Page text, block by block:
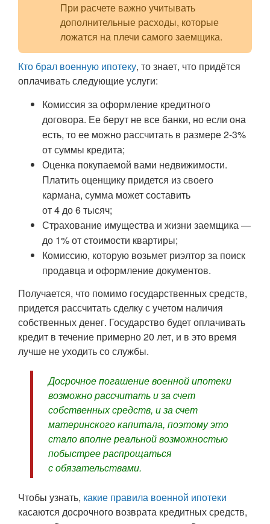
При расчете важно учитывать
дополнительные расходы, которые
ложатся на плечи самого заемщика.
Кто брал военную ипотеку, то знает, что придётся
оплачивать следующие услуги:
Комиссия за оформление кредитного
договора. Ее берут не все банки, но если она
есть, то ее можно рассчитать в размере 2-3%
от суммы кредита;
Оценка покупаемой вами недвижимости.
Платить оценщику придется из своего
кармана, сумма может составить
от 4 до 6 тысяч;
Страхование имущества и жизни заемщика —
до 1% от стоимости квартиры;
Комиссию, которую возьмет риэлтор за поиск
продавца и оформление документов.
Получается, что помимо государственных средств,
придется рассчитать сделку с учетом наличия
собственных денег. Государство будет оплачивать
кредит в течение примерно 20 лет, и в это время
лучше не уходить со службы.
Досрочное погашение военной ипотеки
возможно рассчитать и за счет
собственных средств, и за счет
материнского капитала, поэтому это
стало вполне реальной возможностью
побыстрее распрощаться
с обязательствами.
Чтобы узнать, какие правила военной ипотеки
касаются досрочного возврата кредитных средств,